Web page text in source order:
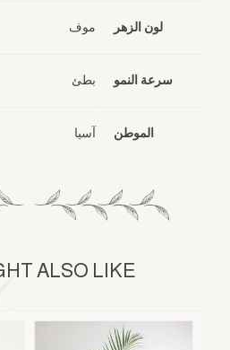
لون الزهر موف
سرعة النمو بطئ
الموطن آسيا
ALSO LIKE